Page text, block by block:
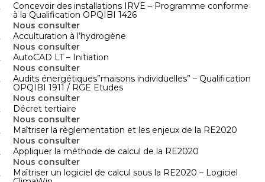
Concevoir des installations IRVE – Programme conforme
à la Qualification OPQIBI 1426
Nous consulter
Acculturation à l’hydrogène
Nous consulter
AutoCAD LT – Initiation
Nous consulter
Audits énergétiques”maisons individuelles” – Qualification
OPQIBI 1911 / RGE Etudes
Nous consulter
Décret tertiaire
Nous consulter
Maîtriser la règlementation et les enjeux de la RE2020
Nous consulter
Appliquer la méthode de calcul de la RE2020
Nous consulter
Maîtriser un logiciel de calcul sous la RE2020 – Logiciel